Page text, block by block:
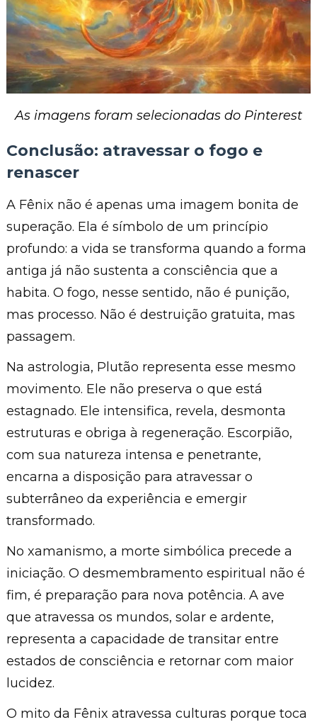
As imagens foram selecionadas do Pinterest
Conclusão: atravessar o fogo e
renascer
A Fênix não é apenas uma imagem bonita de
superação. Ela é símbolo de um princípio
profundo: a vida se transforma quando a forma
antiga já não sustenta a consciência que a
habita. O fogo, nesse sentido, não é punição,
mas processo. Não é destruição gratuita, mas
passagem.
Na astrologia, Plutão representa esse mesmo
movimento. Ele não preserva o que está
estagnado. Ele intensifica, revela, desmonta
estruturas e obriga à regeneração. Escorpião,
com sua natureza intensa e penetrante,
encarna a disposição para atravessar o
subterrâneo da experiência e emergir
transformado.
No xamanismo, a morte simbólica precede a
iniciação. O desmembramento espiritual não é
fim, é preparação para nova potência. A ave
que atravessa os mundos, solar e ardente,
representa a capacidade de transitar entre
estados de consciência e retornar com maior
lucidez.
O mito da Fênix atravessa culturas porque toca